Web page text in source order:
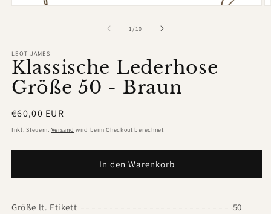
1 /von
10
LEOT JAMES
Klassische Lederhose
Größe 50 - Braun
Normaler
Preis
€60,00 EUR
Inkl. Steuern. Versand wird beim Checkout berechnet
In den Warenkorb
Größe lt. Etikett
50